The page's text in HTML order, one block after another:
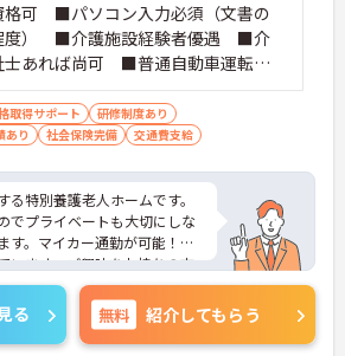
可 ■パソコン入力必須（文書の
度） ■介護施設経験者優遇 ■介
士あれば尚可 ■普通自動車運転免
ば尚可※一部短期の送迎業務や外出
運転が必要な場合あり
取得サポート
研修制度あり
あり
社会保険完備 交通費支給
特別養護老人ホームです。
でプライベートも大切にしな
す。マイカー通勤が可能！無
います。ご興味をお持ちの方
せください。
る 無料 紹介してもらう